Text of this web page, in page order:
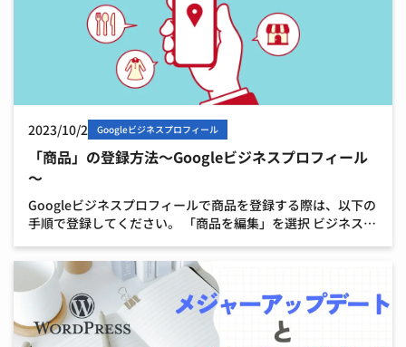
2023/10/2 Googleビジネスプロフィール
「商品」の登録方法～Googleビジネスプロフィール
～
Googleビジネスプロフィールで商品を登録する際は、以下の
手順で登録してください。 「商品を編集」を選択 ビジネスプ
スプロフィールを表示させます。 以下のようなアイ […]